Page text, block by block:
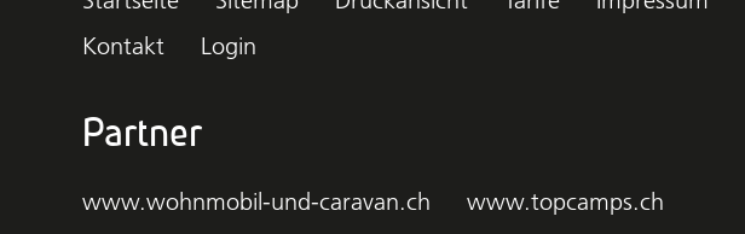
Kontakt
Login
Partner
www.wohnmobil-und-caravan.ch www.topcamps.ch